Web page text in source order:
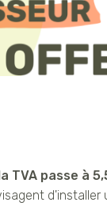
TVA passe à
d'installer